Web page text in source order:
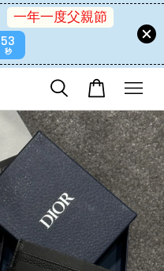
一年一度父親節
53
秒